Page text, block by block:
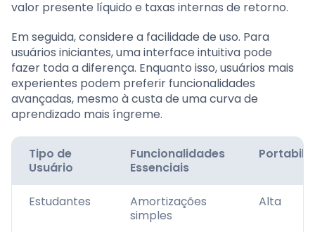
valor presente líquido e taxas internas de retorno.
Em seguida, considere a facilidade de uso. Para
usuários iniciantes, uma interface intuitiva pode
fazer toda a diferença. Enquanto isso, usuários mais
experientes podem preferir funcionalidades
avançadas, mesmo à custa de uma curva de
aprendizado mais íngreme.
Tipo de
Usuário
Funcionalidades
Essenciais
Estudantes
Amortizações
simples
Alta